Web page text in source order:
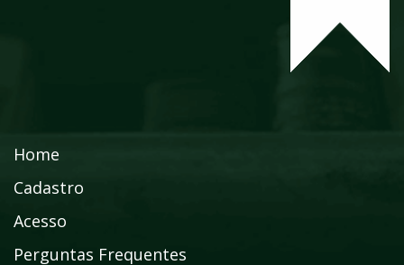
Home
Cadastro
Acesso
Perguntas Frequentes